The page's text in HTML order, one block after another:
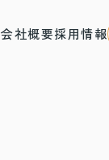
会社概要採用情報